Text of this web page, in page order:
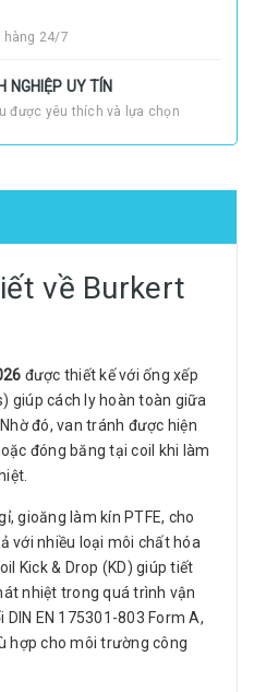
hàng 24/7
NGHIỆP UY TÍN
được yêu thích và lựa chọn
về Burkert
được thiết kế với ống xếp
giúp cách ly hoàn toàn giữa
đó, van tránh được hiện
đóng băng tại coil khi làm
gioăng làm kín PTFE, cho
với nhiều loại môi chất hóa
Kick & Drop (KD) giúp tiết
nhiệt trong quá trình vận
DIN EN 175301-803 Form A,
hợp cho môi trường công